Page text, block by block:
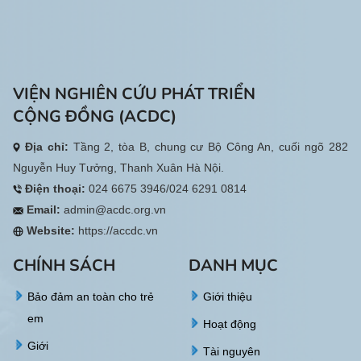
VIỆN NGHIÊN CỨU PHÁT TRIỂN
CỘNG ĐỒNG (ACDC)
Địa chỉ: Tầng 2, tòa B, chung cư Bộ Công An, cuối ngõ 282
Nguyễn Huy Tưởng, Thanh Xuân Hà Nội.
Điện thoại: 024 6675 3946/024 6291 0814
Email: admin@acdc.org.vn
Website: https://accdc.vn
CHÍNH SÁCH
Bảo đảm an toàn cho trẻ
em
Giới
DANH MỤC
Giới thiệu
Hoạt động
Tài nguyên